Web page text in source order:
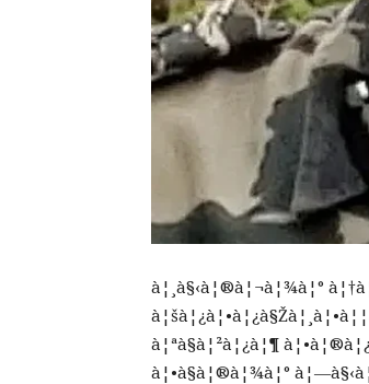
à¦¸à§‹à¦®à¦¬à¦¾à¦°
à¦ªà§à¦²à¦¿à¦¶
à¦•à§à¦®à¦¾à¦°